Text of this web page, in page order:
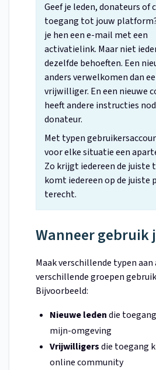
Geef je leden, donateurs of
toegang tot jouw
je hen een e-mail met een
activatielink. Maar niet
dezelfde behoeften. Een
anders verwelkomen dan
vrijwilliger. En een nieuwe
heeft andere instructies
donateur.
Met typen
voor elke situatie een
Zo krijgt iedereen de juiste
komt iedereen op de juiste
terecht.
Wanneer gebruik
Maak verschillende typen aan
verschillende groepen
Bijvoorbeeld:
Nieuwe ledendie
mijn-omgeving
Vrijwilligersdie toegang
online community